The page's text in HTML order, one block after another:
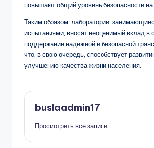
повышают общий уровень безопасности на
Таким образом, лаборатории,
испытаниями, вносят неоценимый вклад в
поддержание надежной и безопасной
что, в свою очередь, способствует
улучшению качества жизни населения.
buslaadmin17
Просмотреть все записи